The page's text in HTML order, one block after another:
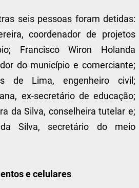
seis pessoas foram detidas:
coordenador de projetos
Francisco Wiron Holanda
do município e comerciante;
de Lima, engenheiro civil;
ex-secretário de educação;
da Silva, conselheira tutelar e;
Silva, secretário do meio
e celulares